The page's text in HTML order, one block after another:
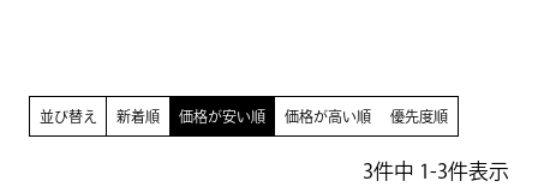
並び替え 新着順 価格が安い順 価格が高い順 優先度順
3件中 1-3件表示